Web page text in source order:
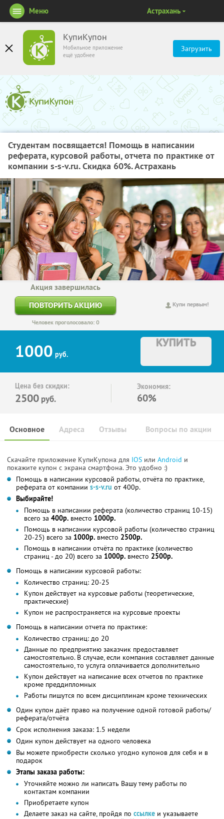
КупиКупон
Мобильное приложение
ещё удобнее
Загрузить
Меню Астрахань
Студентам посвящается! Помощь в написании
реферата, курсовой работы, отчета по практике от
компании s-s-v.ru. Скидка 60%. Астрахань
Купи первым!
Акция завершилась
ПОВТОРИТЬ АКЦИЮ
Человек проголосовало: 0
1000 руб.
КУПИТЬ
Цена без скидки:
2500 руб.
Экономия:
60%
Основное Отзывы Вопросы по акции
Адреса
Скачайте приложение КупиКупона для IOS или Android и
покажите купон с экрана смартфона. Это удобно :)
Помощь в написании курсовой работы, отчёта по практике,
реферата от компании s-s-v.ru от 400р.
Выбирайте!
Помощь в написании реферата (количество страниц 10-15)
всего за 400р. вместо 1000р.
Помощь в написании курсовой работы (количество страниц
20-25) всего за 1000р. вместо 2500р.
Помощь в написании отчёта по практике (количество
страниц - до 20) всего за 1000р. вместо 2500р.
Помощь в написании курсовой работы:
Количество страниц: 20-25
Купон действует на курсовые работы (теоретические,
практические)
Купон не распространяется на курсовые проекты
Помощь в написании отчета по практике:
Количество страниц: до 20
Данные по предприятию заказчик предоставляет
самостоятельно. В случае, если компания составляет данные
самостоятельно, то услуга оплачивается дополнительно
Купон действует на написание всех отчетов по практике
кроме преддипломных
Работы пишутся по всем дисциплинам кроме технических
Один купон даёт право на получение одной готовой работы/
реферата/отчёта
Срок исполнения заказа: 1.5 недели
Один купон действует на одного человека
Вы можете приобрести сколько угодно купонов для себя и в
подарок
Этапы заказа работы:
Уточняйте можно ли написать Вашу тему работы по
контактам компании
Приобретаете купон
Делаете заказ на сайте, пройдя по ссылке и указываете